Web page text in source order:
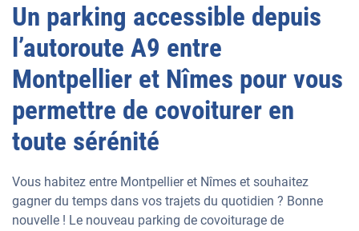
Un parking accessible depuis
l’autoroute A9 entre
Montpellier et Nîmes pour vous
permettre de covoiturer en
toute sérénité
Vous habitez entre Montpellier et Nîmes et souhaitez
gagner du temps dans vos trajets du quotidien ? Bonne
nouvelle ! Le nouveau parking de covoiturage de